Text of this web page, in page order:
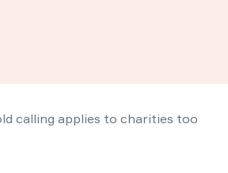
calling applies to charities too